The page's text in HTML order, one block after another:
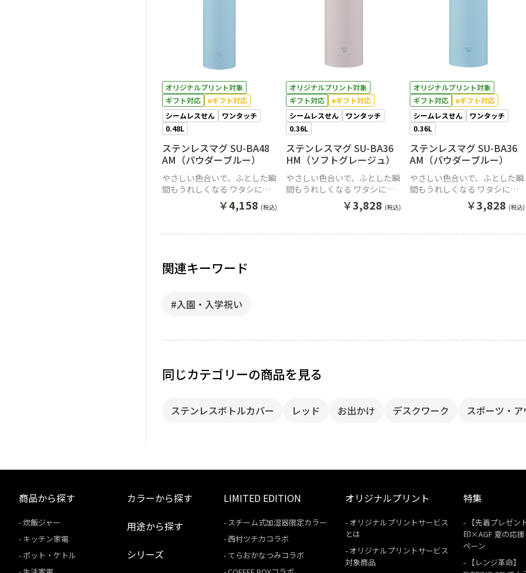
オリジナルプリント対象
ギフト対応
eギフト対応
シームレスせん
ワンタッチ
0.48L
ステンレスマグ SU-BA48
AM（パウダーブルー）
やさしい色合いで、ふとした瞬
間もうれしくなる ワタシにち
ょうどいいワンタッチマグ。
￥4,158 (税込)
オリジナルプリント対象
ギフト対応
eギフト対応
シームレスせん
ワンタッチ
0.36L
ステンレスマグ SU-BA36
HM（ソフトグレージュ）
やさしい色合いで、ふとした瞬
間もうれしくなる ワタシにち
ょうどいいワンタッチマグ。
￥3,828 (税込)
オリジナルプリント対象
ギフト対応
eギフト対応
シームレスせん
ワンタッチ
0.36L
ステンレスマグ SU-BA36
AM（パウダーブルー）
やさしい色合いで、ふとした瞬
間もうれしくなる ワタシにち
ょうどいいワンタッチマグ。
￥3,828 (税込)
関連キーワード
#入園・入学祝い
同じカテゴリーの商品を見る
ステンレスボトルカバー レッド お出かけ デスクワーク スポーツ・
商品から探す
炊飯ジャー
キッチン家電
ポット・ケトル
カラーから探す
用途から探す
シリーズ
LIMITED EDITION
スチーム式加湿器限定カラー
西村ツチカコラボ
てらおかなつみコラボ
オリジナルプリント
オリジナルプリントサービス
とは
オリジナルプリントサービス
対象商品
特集
【先着プレゼン
印×AGF 夏の応
ペーン
【レンジ革命】